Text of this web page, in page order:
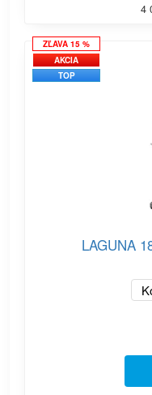
4
ZĽAVA 15 %
AKCIA
TOP
LAGUNA